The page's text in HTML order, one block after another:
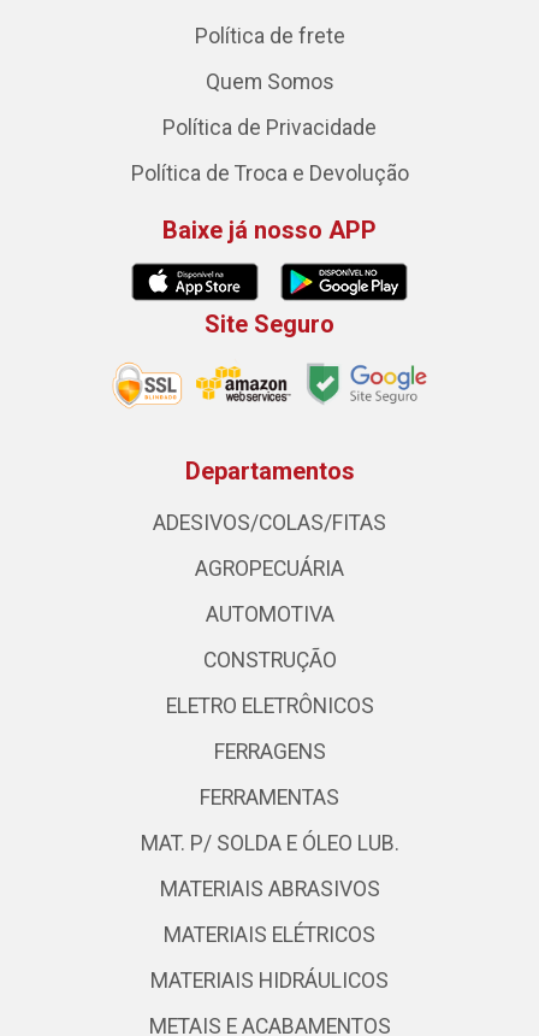
Política de frete
Quem Somos
Política de Privacidade
Política de Troca e Devolução
Baixe já nosso APP
Site Seguro
Departamentos
ADESIVOS/COLAS/FITAS
AGROPECUÁRIA
AUTOMOTIVA
CONSTRUÇÃO
ELETRO ELETRÔNICOS
FERRAGENS
FERRAMENTAS
MAT. P/ SOLDA E ÓLEO LUB.
MATERIAIS ABRASIVOS
MATERIAIS ELÉTRICOS
MATERIAIS HIDRÁULICOS
METAIS E ACABAMENTOS